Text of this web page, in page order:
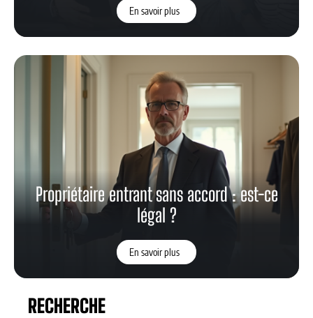
En savoir plus
Propriétaire entrant sans accord : est-ce
légal ?
En savoir plus
RECHERCHE